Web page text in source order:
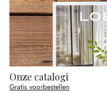
Onze catalogi
Gratis voorbestellen